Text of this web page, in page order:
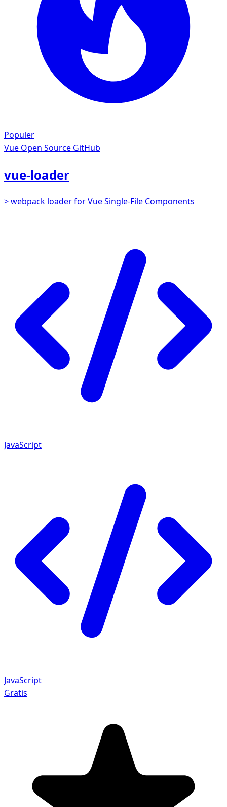
Populer
Vue Open Source GitHub
vue-loader
> webpack loader for Vue Single-File Components
JavaScript
JavaScript
Gratis